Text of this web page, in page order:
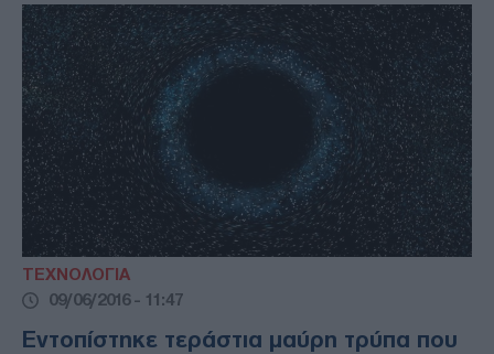
ΤΕΧΝΟΛΟΓΙΑ
09/06/2016 - 11:47
Εντοπίστηκε τεράστια μαύρη τρύπα που